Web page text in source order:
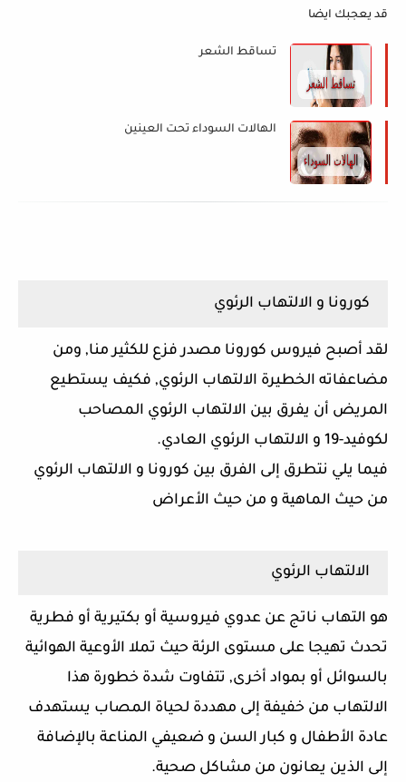
قد يعجبك ايضا
تساقط الشعر
الهالات السوداء تحت العينين
كورونا و الالتهاب الرئوي
لقد أصبح فيروس كورونا مصدر فزع للكثير منا, ومن
مضاعفاته الخطيرة الالتهاب الرئوي, فكيف يستطيع
المريض أن يفرق بين الالتهاب الرئوي المصاحب
لكوفيد-19 و الالتهاب الرئوي العادي.
فيما يلي نتطرق إلى الفرق بين كورونا و الالتهاب الرئوي
من حيث الماهية و من حيث الأعراض
الالتهاب الرئوي
هو التهاب ناتج عن عدوي فيروسية أو بكتيرية أو فطرية
تحدث تهيجا على مستوى الرئة حيث تملا الأوعية الهوائية
بالسوائل أو بمواد أخرى, تتفاوت شدة خطورة هذا
الالتهاب من خفيفة إلى مهددة لحياة المصاب يستهدف
عادة الأطفال و كبار السن و ضعيفي المناعة بالإضافة
إلى الذين يعانون من مشاكل صحية.